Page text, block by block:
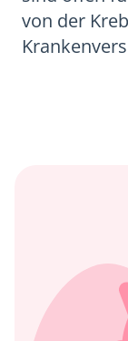
von der